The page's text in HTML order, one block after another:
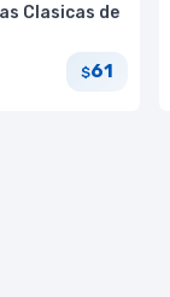
Clasicas de
$61